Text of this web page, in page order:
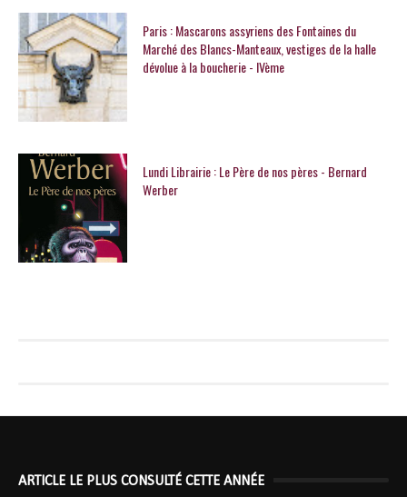
Paris : Mascarons assyriens des Fontaines du
Marché des Blancs-Manteaux, vestiges de la halle
dévolue à la boucherie - IVème
Lundi Librairie : Le Père de nos pères - Bernard
Werber
ARTICLE LE PLUS CONSULTÉ CETTE ANNÉE